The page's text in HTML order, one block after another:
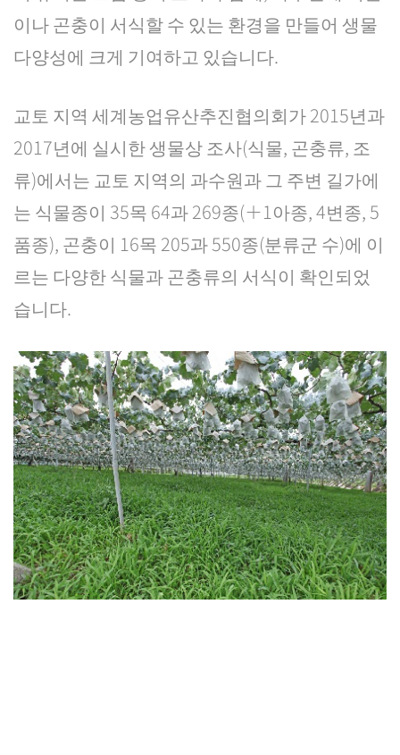
이나 곤충이 서식할 수 있는 환경을 만들어 생물
다양성에 크게 기여하고 있습니다.
교토 지역 세계농업유산추진협의회가 2015년과
2017년에 실시한 생물상 조사(식물, 곤충류, 조
류)에서는 교토 지역의 과수원과 그 주변 길가에
는 식물종이 35목 64과 269종(＋1아종, 4변종, 5
품종), 곤충이 16목 205과 550종(분류군 수)에 이
르는 다양한 식물과 곤충류의 서식이 확인되었
습니다.